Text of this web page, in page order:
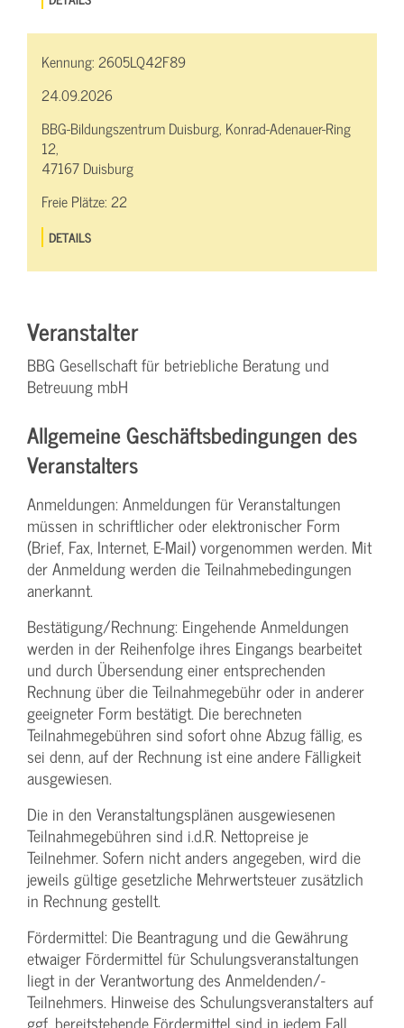
Kennung:2605LQ42F89
24.09.2026
BBG-Bildungszentrum Duisburg, Konrad-Adenauer-Ring
12,
47167 Duisburg
Freie Plätze:22
DETAILS
Veranstalter
BBG Gesellschaft für betriebliche Beratung und
Betreuung mbH
Allgemeine Geschäftsbedingungen des
Veranstalters
Anmeldungen: Anmeldungen für Veranstaltungen
müssen in schriftlicher oder elektronischer Form
(Brief, Fax, Internet, E-Mail) vorgenommen werden. Mit
der Anmeldung werden die Teilnahme­bedingungen
anerkannt.
Bestätigung­/Rechnung: Eingehende Anmeldungen
werden in der Reihenfolge ihres Eingangs bearbeitet
und durch Übersendung einer entsprechenden
Rechnung über die Teilnahmegebühr oder in anderer
geeigneter Form bestätigt. Die berechneten
Teilnahmegebühren sind sofort ohne Abzug fällig, es
sei denn, auf der Rechnung ist eine andere Fälligkeit
ausgewiesen.
Die in den Veranstaltungsplänen ausgewiesenen
Teilnahmegebühren sind i.d.R. Nettopreise je
Teilnehmer. Sofern nicht anders angegeben, wird die
jeweils gültige gesetzliche Mehrwertsteuer zusätzlich
in Rechnung gestellt.
Fördermittel: Die Beantragung und die Gewährung
etwaiger Fördermittel für Schulungs­veranstaltungen
liegt in der Verantwortung des Anmeldenden/­
Teilnehmers. Hinweise des Schulungs­veranstalters auf